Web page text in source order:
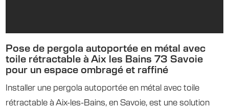
Pose de pergola autoportée en métal avec
toile rétractable à Aix les Bains 73 Savoie
pour un espace ombragé et raffiné
Installer une pergola autoportée en métal avec toile
rétractable à Aix-les-Bains, en Savoie, est une solution